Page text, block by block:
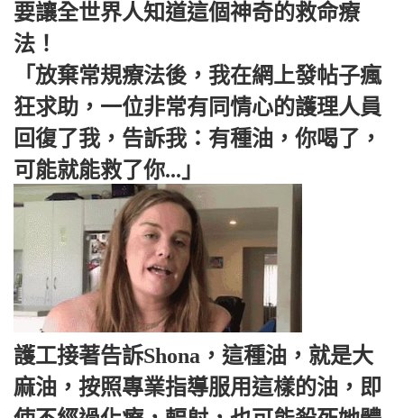
要讓全世界人知道這個神奇的救命療
法！
「放棄常規療法後，我在網上發帖子瘋
狂求助，一位非常有同情心的護理人員
回復了我，告訴我：有種油，你喝了，
可能就能救了你...」
護工接著告訴Shona，這種油，就是大
麻油，按照專業指導服用這樣的油，即